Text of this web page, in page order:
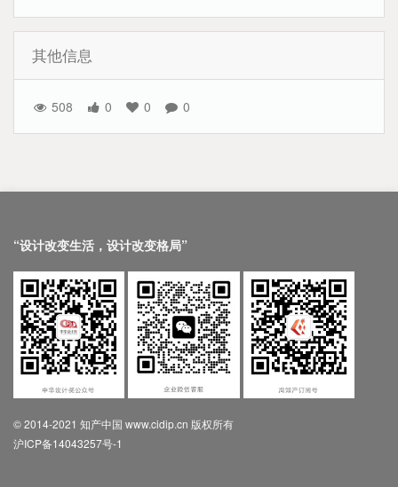
其他信息
508 0 0 0
“设计改变生活，设计改变格局”
© 2014-2021 知产中国 www.cidip.cn 版权所有
沪ICP备14043257号-1